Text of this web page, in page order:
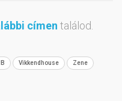
címen találod.
Vikkendhouse Zene